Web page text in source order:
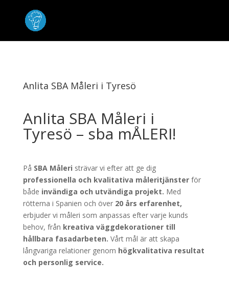
Anlita SBA Måleri i Tyresö
Anlita SBA Måleri i
Tyresö – sba mÅLERI!
På SBA Måleri strävar vi efter att ge dig
professionella och kvalitativa måleritjänsterför
både invändiga och utvändiga projekt. Med
rötterna i Spanien och över 20 års erfarenhet,
erbjuder vi måleri som anpassas efter varje kunds
behov, från kreativa väggdekorationer till
hållbara fasadarbeten. Vårt mål är att skapa
långvariga relationer genom högkvalitativa resultat
och personlig service.